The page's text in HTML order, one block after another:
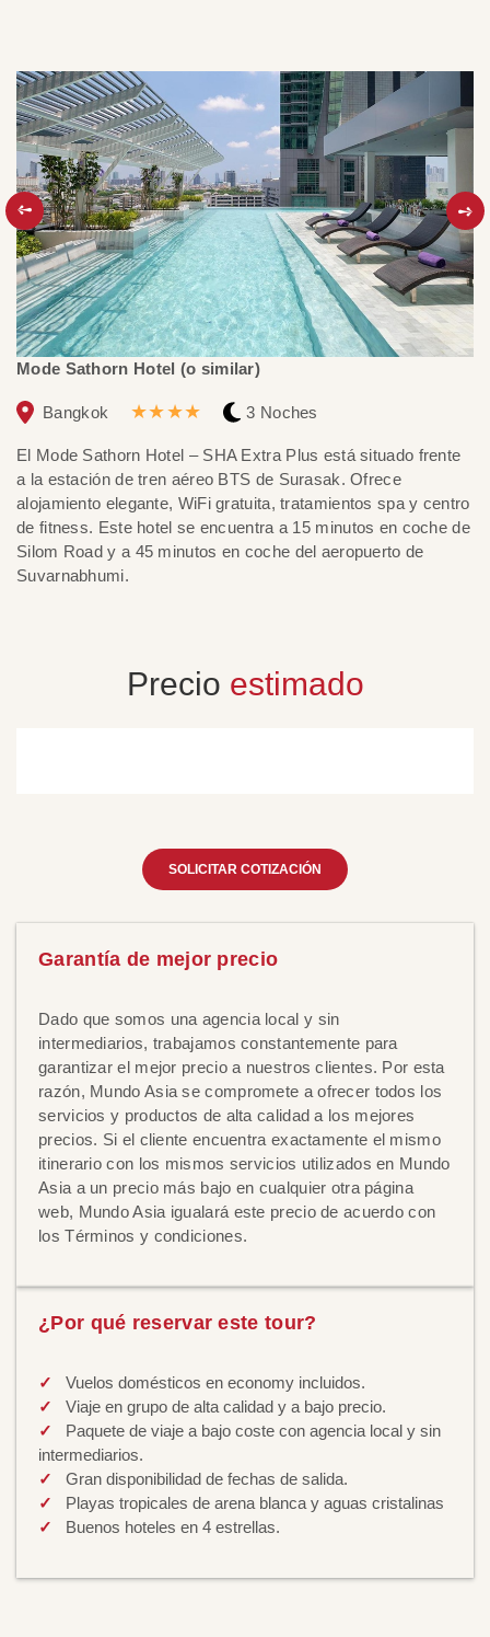
Mode Sathorn Hotel (o similar)
Bangkok ★★★★ 3 Noches
El Mode Sathorn Hotel – SHA Extra Plus está situado frente
a la estación de tren aéreo BTS de Surasak. Ofrece
alojamiento elegante, WiFi gratuita, tratamientos spa y centro
de fitness. Este hotel se encuentra a 15 minutos en coche de
Silom Road y a 45 minutos en coche del aeropuerto de
Suvarnabhumi.
Precio estimado
SOLICITAR COTIZACIÓN
Garantía de mejor precio
Dado que somos una agencia local y sin
intermediarios, trabajamos constantemente para
garantizar el mejor precio a nuestros clientes. Por esta
razón, Mundo Asia se compromete a ofrecer todos los
servicios y productos de alta calidad a los mejores
precios. Si el cliente encuentra exactamente el mismo
itinerario con los mismos servicios utilizados en Mundo
Asia a un precio más bajo en cualquier otra página
web, Mundo Asia igualará este precio de acuerdo con
los Términos y condiciones.
¿Por qué reservar este tour?
Vuelos domésticos en economy incluidos.
Viaje en grupo de alta calidad y a bajo precio.
Paquete de viaje a bajo coste con agencia local y sin
intermediarios.
Gran disponibilidad de fechas de salida.
Playas tropicales de arena blanca y aguas cristalinas
Buenos hoteles en 4 estrellas.